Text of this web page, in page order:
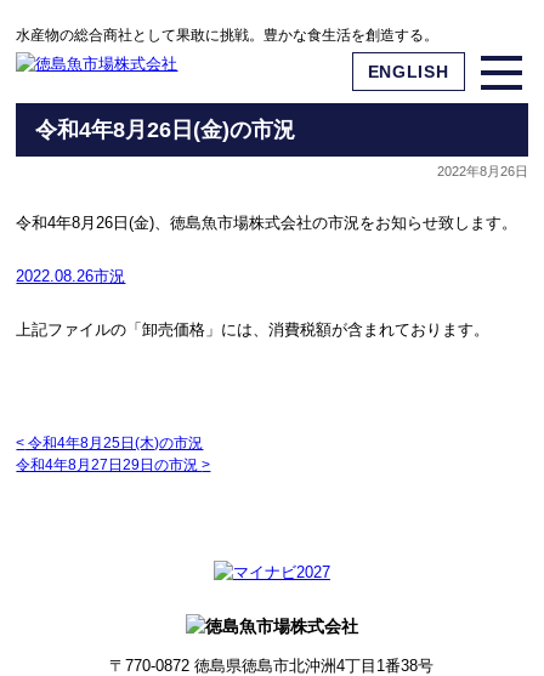
水産物の総合商社として果敢に挑戦。豊かな食生活を創造する。
ENGLISH
令和4年8月26日(金)の市況
2022年8月26日
令和4年8月26日(金)、徳島魚市場株式会社の市況をお知らせ致します。
2022.08.26市況
上記ファイルの「卸売価格」には、消費税額が含まれております。
< 令和4年8月25日(木)の市況
令和4年8月27日29日の市況>
〒770-0872徳島県徳島市北沖洲4丁目1番38号